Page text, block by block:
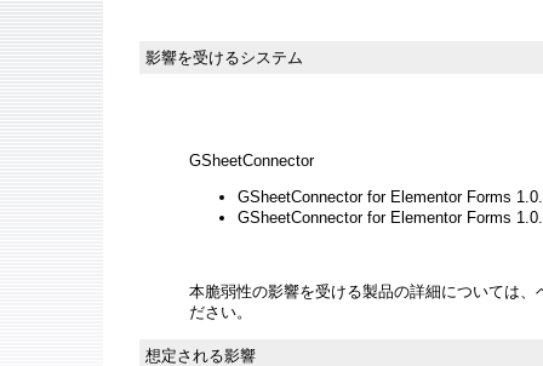
影響を受けるシステム
GSheetConnector
GSheetConnector for Elementor Forms
GSheetConnector for Elementor Forms
本脆弱性の影響を受ける製品の詳細については
ださい。
想定される影響